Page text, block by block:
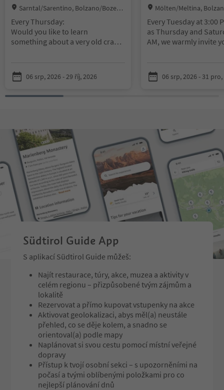
Location:
Sarntal/Sarentino, Bolzano/Bozen
Every Thursday:
Would you like to learn
something about a very old craft?
show you all about this craft.
Duration: ca 20 minutes
06 srp, 2026 - 29 říj, 2026
Location:
Mölten/Meltina,
Every Tuesday at 3:00
as Thursday and
AM, we warmly invite
Meltina, you will
mysterious world of
accompany you
exhibition, sharing
insights into the
fossils, the history of
and the museum’s
discoveries. There will
plenty of
questions and learn
Whether you are a
fossil enthusiast or
unique, our guided
engaging and
experience for visitors
The guided tours are
German. Tours in
available upon
Tel. +39 349 565 4658 -
fossilia@konmail.net
https://shorturl.at/
06 srp, 2026 - 31 pro,
Südtirol Guide App
S aplikací Südtirol Guide můžeš:
Najít restaurace, túry, akce, muzea a aktivity v
celém regionu – přizpůsobené tvým zájmům a
lokalitě
Rezervovat a přímo kupovat vstupenky na akce
Aktivovat geolokalizaci, abys měl(a) neustále
přehled, co se děje kolem, a snadno se
orientoval(a) podle mapy
Naplánovat si svou cestu pomocí místní veřejné
dopravy
Přístup k tvojí osobní sekci – s upozorněními na
počasí a tvými oblíbenými položkami pro co
nejlepší plánování dnů